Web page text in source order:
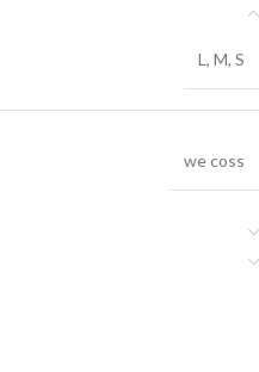
L, M, S
we coss